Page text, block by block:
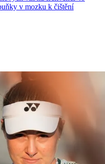
v mozku k čištění